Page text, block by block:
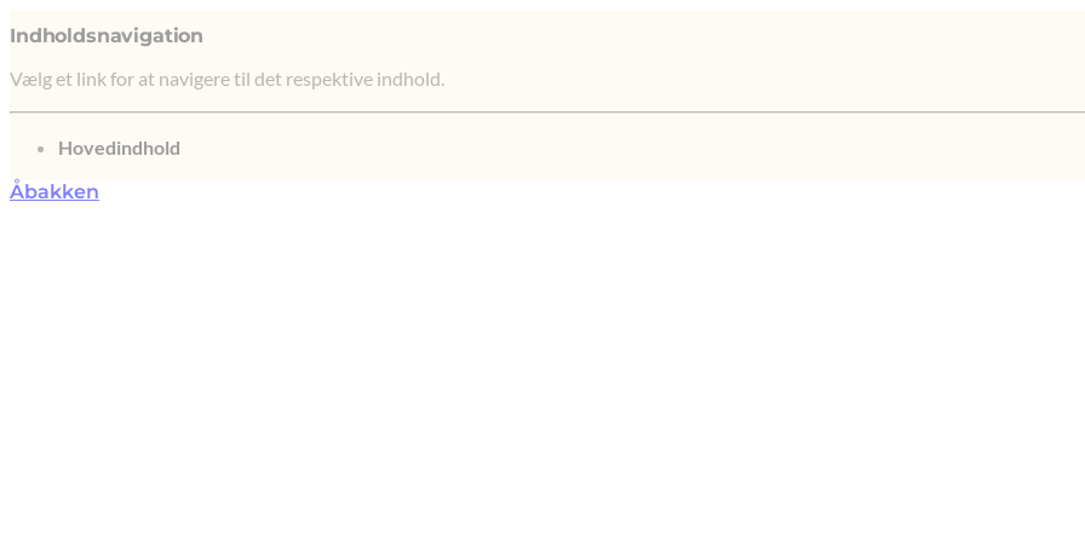
Indholdsnavigation
Vælg et link for at navigere til det respektive indhold.
gå til
Hovedindhold
Åbakken